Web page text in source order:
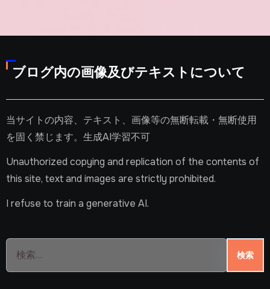
ブログ内の画像及びテキストについて
当サイトの内容、テキスト、画像等の無断転載・無断使用
を固く禁じます。生成AI学習不可
Unauthorized copying and replication of the contents of
this site, text and images are strictly prohibited.
I refuse to train a generative AI.
検